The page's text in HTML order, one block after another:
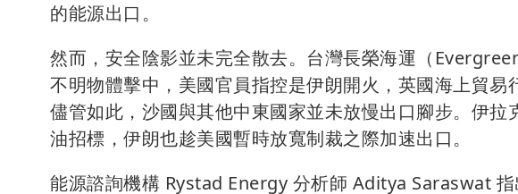
的能源出口。
然而，安全陰影並未完全散去。台灣長榮海運（
不明物體擊中，美國官員指控是伊朗開火，英國海上貿易
儘管如此，沙國與其他中東國家並未放慢出口腳步。伊
油招標，伊朗也趁美國暫時放寬制裁之際加速出口。
能源諮詢機構 Rystad Energy 分析師 Aditya Saraswat